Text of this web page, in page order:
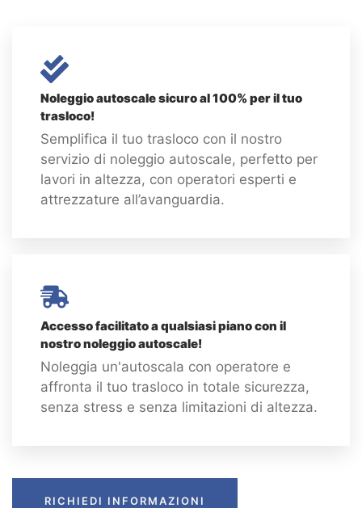
Noleggio autoscale sicuro al 100% per il tuo
trasloco!
Semplifica il tuo trasloco con il nostro
servizio di noleggio autoscale, perfetto per
lavori in altezza, con operatori esperti e
attrezzature all’avanguardia.
Accesso facilitato a qualsiasi piano con il
nostro noleggio autoscale!
Noleggia un'autoscala con operatore e
affronta il tuo trasloco in totale sicurezza,
senza stress e senza limitazioni di altezza.
RICHIEDI INFORMAZIONI